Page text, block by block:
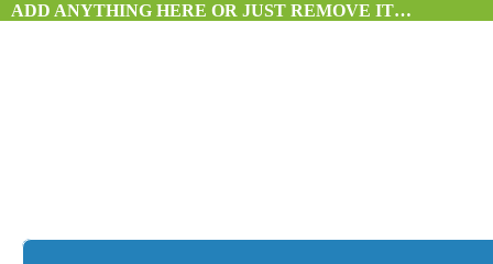
ADD ANYTHING HERE OR JUST REMOVE IT…